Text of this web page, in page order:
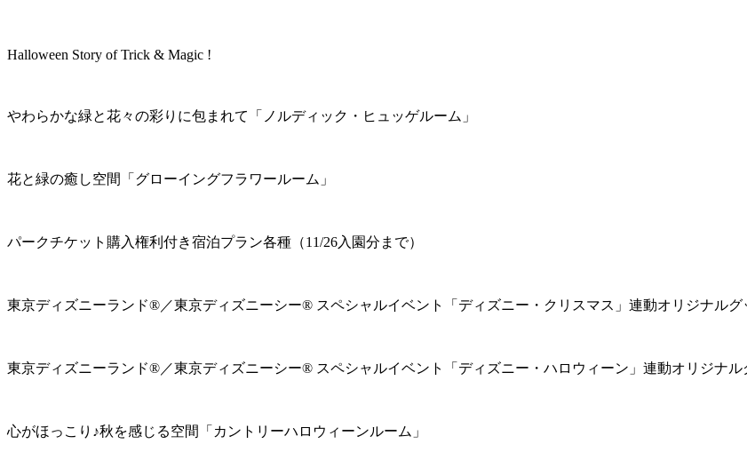
Halloween Story of Trick & Magic !
やわらかな緑と花々の彩りに包まれて「ノルディック・ヒュッゲルーム」
花と緑の癒し空間「グローイングフラワールーム」
パークチケット購入権利付き宿泊プラン各種（11/26入園分まで）
東京ディズニーランド®／東京ディズニーシー® スペシャルイベント「ディズニー・クリスマス」連動オリジナルグ
東京ディズニーランド®／東京ディズニーシー® スペシャルイベント「ディズニー・ハロウィーン」連動オリジナル
心がほっこり♪秋を感じる空間「カントリーハロウィーンルーム」